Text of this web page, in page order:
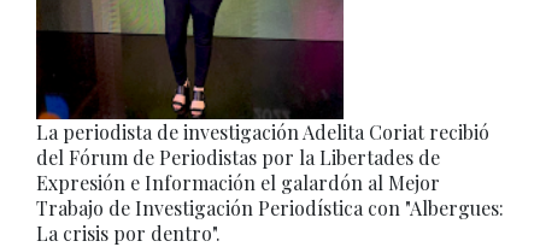
La periodista de investigación Adelita Coriat recibió
del Fórum de Periodistas por la Libertades de
Expresión e Información el galardón al Mejor
Trabajo de Investigación Periodística con "Albergues:
La crisis por dentro".